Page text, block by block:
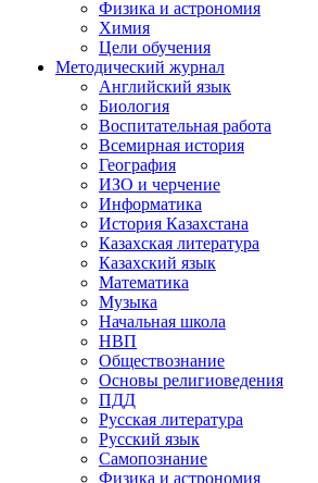
Физика и астрономия
Химия
Цели обучения
Методический журнал
Английский язык
Биология
Воспитательная работа
Всемирная история
География
ИЗО и черчение
Информатика
История Казахстана
Казахская литература
Казахский язык
Математика
Музыка
Начальная школа
НВП
Обществознание
Основы религиоведения
ПДД
Русская литература
Русский язык
Самопознание
Физика и астрономия